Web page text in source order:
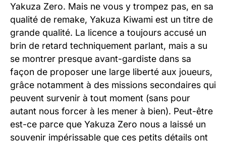
Yakuza Zero. Mais ne vous y trompez pas, en sa
qualité de remake, Yakuza Kiwami est un titre de
grande qualité. La licence a toujours accusé un
brin de retard techniquement parlant, mais a su
se montrer presque avant-gardiste dans sa
façon de proposer une large liberté aux joueurs,
grâce notamment à des missions secondaires qui
peuvent survenir à tout moment (sans pour
autant nous forcer à les mener à bien). Peut-être
est-ce parce que Yakuza Zero nous a laissé un
souvenir impérissable que ces petits détails ont